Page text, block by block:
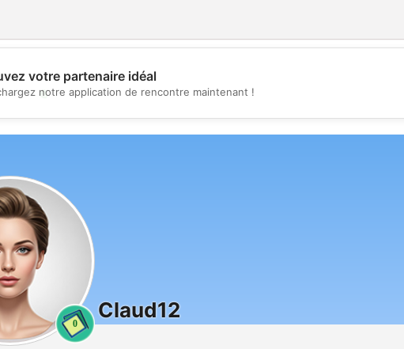
💖
votre partenaire idéal
notre application de rencontre maintenant !
0
Claud12